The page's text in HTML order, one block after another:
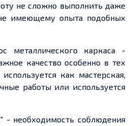
не сложно выполнить даже
имеющему опыта подобных
металлического каркаса -
качество особенно в тех
как мастерская,
работы или используется
- необходимость соблюдения